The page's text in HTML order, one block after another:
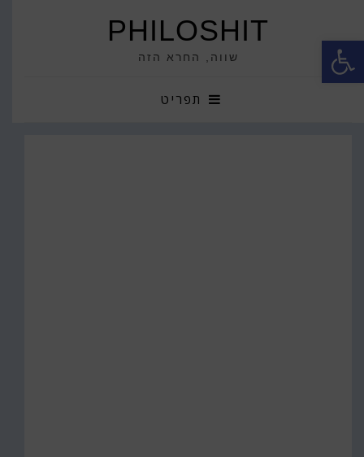
פתח סרגל נגישות PHILOSHIT
שווה, החרא הזה
תפריט